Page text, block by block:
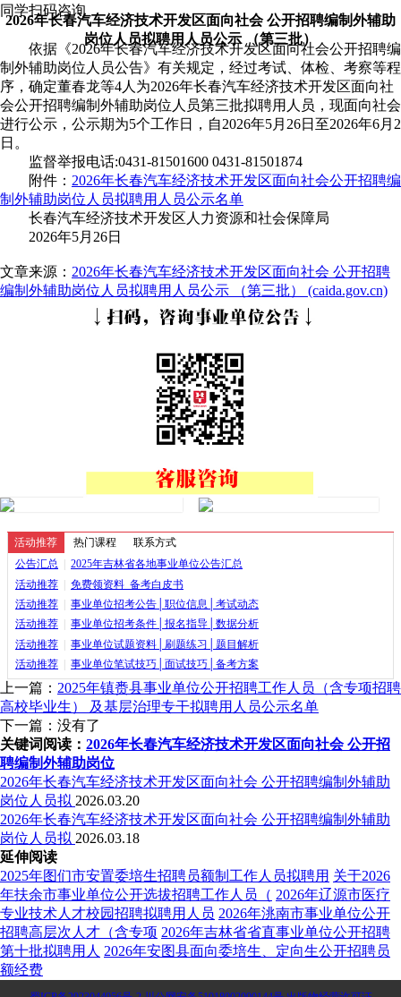
同学扫码咨询
2026年长春汽车经济技术开发区面向社会 公开招聘编制外辅助
岗位人员拟聘用人员公示 （第三批）
依据《2026年长春汽车经济技术开发区面向社会公开招聘编
制外辅助岗位人员公告》有关规定，经过考试、体检、考察等程
序，确定董春龙等4人为2026年长春汽车经济技术开发区面向社
会公开招聘编制外辅助岗位人员第三批拟聘用人员，现面向社会
进行公示，公示期为5个工作日，自2026年5月26日至2026年6月2
日。
监督举报电话:0431-81501600 0431-81501874
附件： 2026年长春汽车经济技术开发区面向社会公开招聘编
制外辅助岗位人员拟聘用人员公示名单
长春汽车经济技术开发区人力资源和社会保障局
2026年5月26日
文章来源： 2026年长春汽车经济技术开发区面向社会 公开招聘
编制外辅助岗位人员拟聘用人员公示 （第三批） (caida.gov.cn)
活动推荐 热门课程 联系方式
公告汇总
2025年吉林省各地事业单位公告汇总
活动推荐
免费领资料_备考白皮书
活动推荐
事业单位招考公告│职位信息│考试动态
活动推荐
事业单位招考条件│报名指导│数据分析
活动推荐
事业单位试题资料│刷题练习│题目解析
活动推荐
事业单位笔试技巧│面试技巧│备考方案
上一篇： 2025年镇赉县事业单位公开招聘工作人员（含专项招聘
高校毕业生） 及基层治理专干拟聘用人员公示名单
下一篇：没有了
关键词阅读： 2026年长春汽车经济技术开发区面向社会 公开招
聘编制外辅助岗位
2026年长春汽车经济技术开发区面向社会 公开招聘编制外辅助
岗位人员拟 2026.03.20
2026年长春汽车经济技术开发区面向社会 公开招聘编制外辅助
岗位人员拟 2026.03.18
延伸阅读
2025年图们市安置委培生招聘员额制工作人员拟聘用 关于2026
年扶余市事业单位公开选拔招聘工作人员（ 2026年辽源市医疗
专业技术人才校园招聘拟聘用人员 2026年洮南市事业单位公开
招聘高层次人才（含专项 2026年吉林省省直事业单位公开招聘
第十批拟聘用人 2026年安图县面向委培生、定向生公开招聘员
额经费